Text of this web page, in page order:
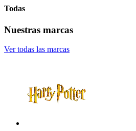
Todas
Nuestras marcas
Ver todas las marcas